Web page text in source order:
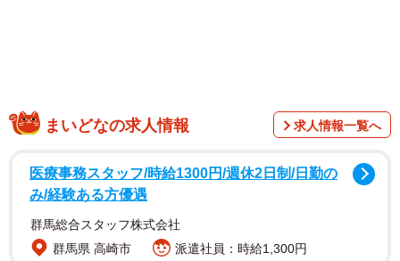
う
の。大根を収穫した数日後に、大根内部に青色が生じる生
理障害なんだそう。ダイコン青変症の色素についてはまだ
解明されていません。 食べても害はありませんが、気にな
る場合は下茹でがおすすめ。食味も悪くなるので、新鮮な
まいどなの求人情報 求人情報一覧へ
医療事務スタッフ/時給1300円/週休2日制/日勤の
み/経験ある方優遇
群馬総合スタッフ株式会社
群馬県 高崎市
派遣社員：時給1,300円